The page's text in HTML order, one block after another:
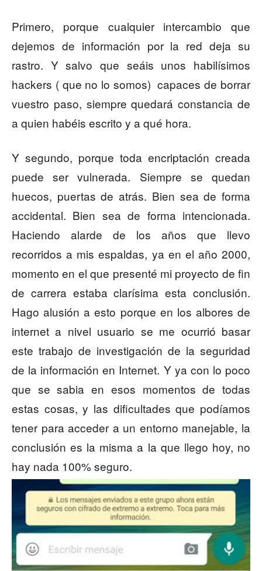
Primero, porque cualquier intercambio que
dejemos de información por la red deja su
rastro. Y salvo que seáis unos habilísimos
hackers ( que no lo somos) capaces de borrar
vuestro paso, siempre quedará constancia de
a quien habéis escrito y a qué hora.
Y segundo, porque toda encriptación creada
puede ser vulnerada. Siempre se quedan
huecos, puertas de atrás. Bien sea de forma
accidental. Bien sea de forma intencionada.
Haciendo alarde de los años que llevo
recorridos a mis espaldas, ya en el año 2000,
momento en el que presenté mi proyecto de fin
de carrera estaba clarísima esta conclusión.
Hago alusión a esto porque en los albores de
internet a nivel usuario se me ocurrió basar
este trabajo de investigación de la seguridad
de la información en Internet. Y ya con lo poco
que se sabia en esos momentos de todas
estas cosas, y las dificultades que podíamos
tener para acceder a un entorno manejable, la
conclusión es la misma a la que llego hoy, no
hay nada 100% seguro.